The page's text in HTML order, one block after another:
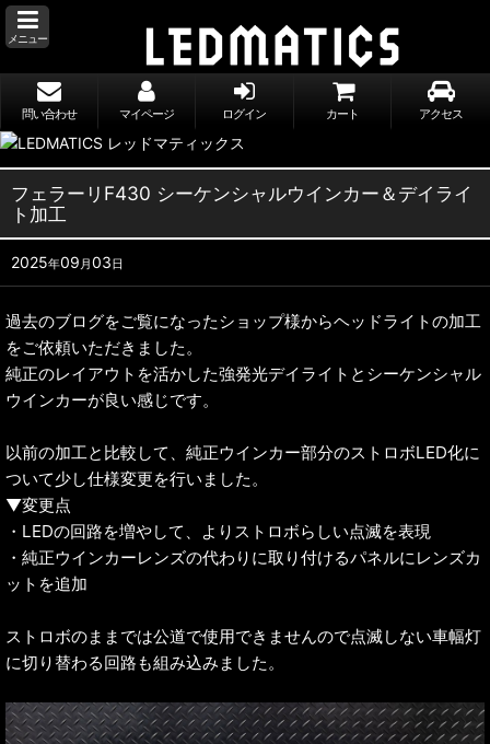
メニュー
問い合わせ マイページ ログイン カート アクセス
フェラーリF430 シーケンシャルウインカー＆デイライ
ト加工
2025年09 月03日
過去のブログをご覧になったショップ様からヘッドライトの加工
をご依頼いただきました。
純正のレイアウトを活かした強発光デイライトとシーケンシャル
ウインカーが良い感じです。
以前の加工と比較して、純正ウインカー部分のストロボLED化に
ついて少し仕様変更を行いました。
▼変更点
・LEDの回路を増やして、よりストロボらしい点滅を表現
・純正ウインカーレンズの代わりに取り付けるパネルにレンズカ
ットを追加
ストロボのままでは公道で使用できませんので点滅しない車幅灯
に切り替わる回路も組み込みました。